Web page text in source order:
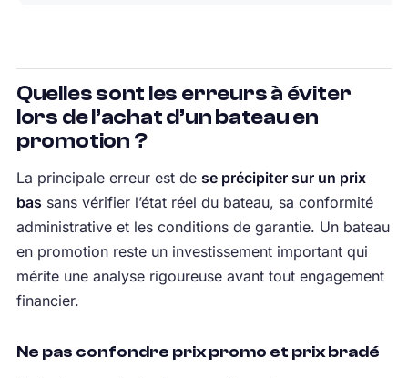
Quelles sont les erreurs à éviter
lors de l’achat d’un bateau en
promotion ?
La principale erreur est de se précipiter sur un prix
bas sans vérifier l’état réel du bateau, sa conformité
administrative et les conditions de garantie. Un bateau
en promotion reste un investissement important qui
mérite une analyse rigoureuse avant tout engagement
financier.
Ne pas confondre prix promo et prix bradé